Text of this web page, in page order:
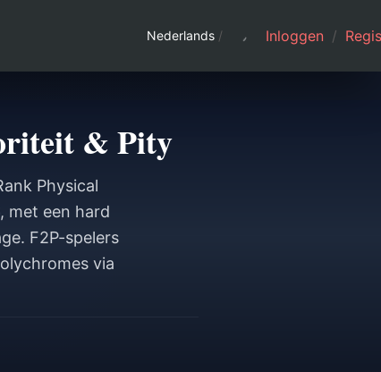
Nederlands / Inloggen /
& Pity
Physical
met een hard
F2P-spelers
via